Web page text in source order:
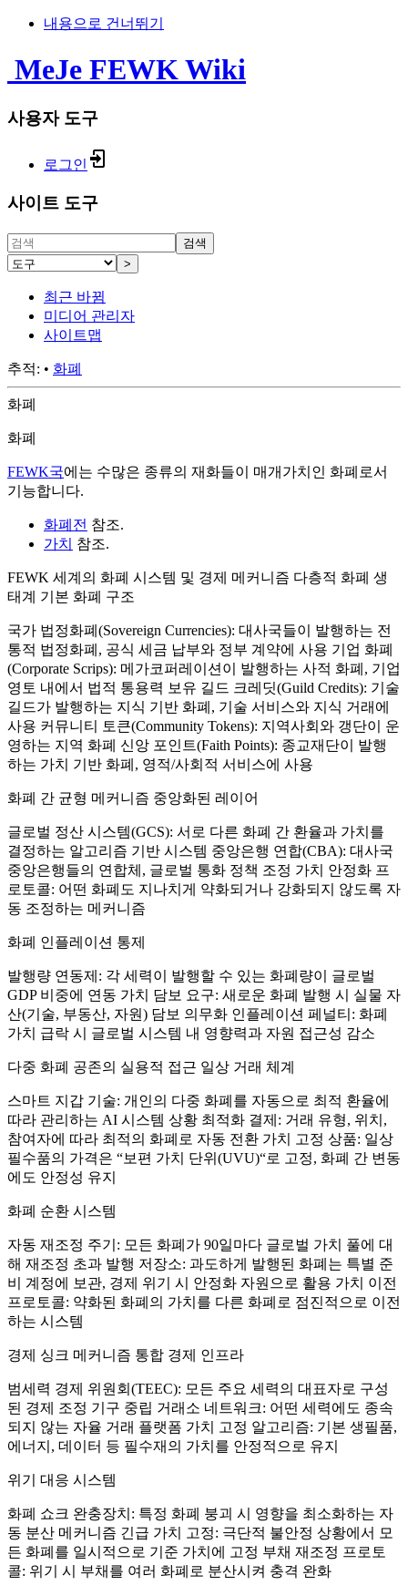
내용으로 건너뛰기
MeJe FEWK Wiki
사용자 도구
로그인
사이트 도구
검색
>
최근 바뀜
미디어 관리자
사이트맵
추적: • 화폐
화폐
화폐
FEWK국에는 수많은 종류의 재화들이 매개가치인 화폐로서
기능합니다.
화폐전 참조.
가치
참조.
FEWK 세계의 화폐 시스템 및 경제 메커니즘 다층적 화폐 생
태계 기본 화폐 구조
국가 법정화폐(Sovereign Currencies): 대사국들이 발행하는 전
통적 법정화폐, 공식 세금 납부와 정부 계약에 사용 기업 화폐
(Corporate Scrips): 메가코퍼레이션이 발행하는 사적 화폐, 기업
영토 내에서 법적 통용력 보유 길드 크레딧(Guild Credits): 기술
길드가 발행하는 지식 기반 화폐, 기술 서비스와 지식 거래에
사용 커뮤니티 토큰(Community Tokens): 지역사회와 갱단이 운
영하는 지역 화폐 신앙 포인트(Faith Points): 종교재단이 발행
하는 가치 기반 화폐, 영적/사회적 서비스에 사용
화폐 간 균형 메커니즘 중앙화된 레이어
글로벌 정산 시스템(GCS): 서로 다른 화폐 간 환율과 가치를
결정하는 알고리즘 기반 시스템 중앙은행 연합(CBA): 대사국
중앙은행들의 연합체, 글로벌 통화 정책 조정 가치 안정화 프
로토콜: 어떤 화폐도 지나치게 약화되거나 강화되지 않도록 자
동 조정하는 메커니즘
화폐 인플레이션 통제
발행량 연동제: 각 세력이 발행할 수 있는 화폐량이 글로벌
GDP 비중에 연동 가치 담보 요구: 새로운 화폐 발행 시 실물 자
산(기술, 부동산, 자원) 담보 의무화 인플레이션 페널티: 화폐
가치 급락 시 글로벌 시스템 내 영향력과 자원 접근성 감소
다중 화폐 공존의 실용적 접근 일상 거래 체계
스마트 지갑 기술: 개인의 다중 화폐를 자동으로 최적 환율에
따라 관리하는 AI 시스템 상황 최적화 결제: 거래 유형, 위치,
참여자에 따라 최적의 화폐로 자동 전환 가치 고정 상품: 일상
필수품의 가격은 “보편 가치 단위(UVU)“로 고정, 화폐 간 변동
에도 안정성 유지
화폐 순환 시스템
자동 재조정 주기: 모든 화폐가 90일마다 글로벌 가치 풀에 대
해 재조정 초과 발행 저장소: 과도하게 발행된 화폐는 특별 준
비 계정에 보관, 경제 위기 시 안정화 자원으로 활용 가치 이전
프로토콜: 약화된 화폐의 가치를 다른 화폐로 점진적으로 이전
하는 시스템
경제 싱크 메커니즘 통합 경제 인프라
범세력 경제 위원회(TEEC): 모든 주요 세력의 대표자로 구성
된 경제 조정 기구 중립 거래소 네트워크: 어떤 세력에도 종속
되지 않는 자율 거래 플랫폼 가치 고정 알고리즘: 기본 생필품,
에너지, 데이터 등 필수재의 가치를 안정적으로 유지
위기 대응 시스템
화폐 쇼크 완충장치: 특정 화폐 붕괴 시 영향을 최소화하는 자
동 분산 메커니즘 긴급 가치 고정: 극단적 불안정 상황에서 모
든 화폐를 일시적으로 기준 가치에 고정 부채 재조정 프로토
콜: 위기 시 부채를 여러 화폐로 분산시켜 충격 완화